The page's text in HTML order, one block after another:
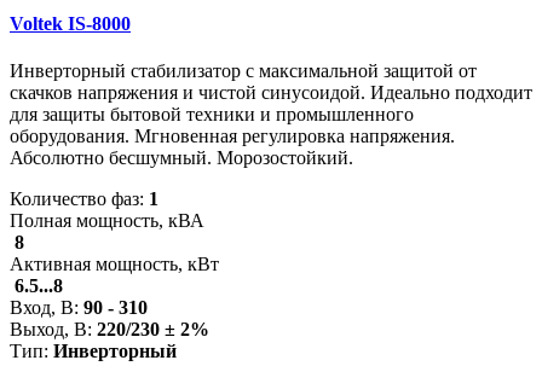
Voltek IS-8000
Инверторный стабилизатор с максимальной защитой от
скачков напряжения и чистой синусоидой. Идеально подходит
для защиты бытовой техники и промышленного
оборудования. Мгновенная регулировка напряжения.
Абсолютно бесшумный. Морозостойкий.
Количество фаз: 1
Полная мощность, кВА
8
Активная мощность, кВт
6.5...8
Вход, В: 90 - 310
Выход, В: 220/230 ± 2%
Тип: Инверторный